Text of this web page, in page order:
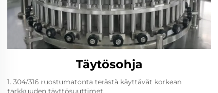
Täytösohja
1. 304/316 ruostumatonta terästä käyttävät korkean
tarkkuuden täyttösuuttimet.